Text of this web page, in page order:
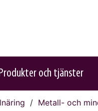
Produkter och tjänster
Metall- och